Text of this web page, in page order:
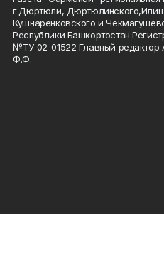
г.Дюртюли,
Кушнаренковского и
Республики Башкортостан
№ТУ 02-01522 Главный редактор
Ф.Ф.